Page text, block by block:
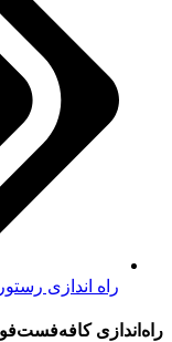
راه اندازی
راه‌اندازی